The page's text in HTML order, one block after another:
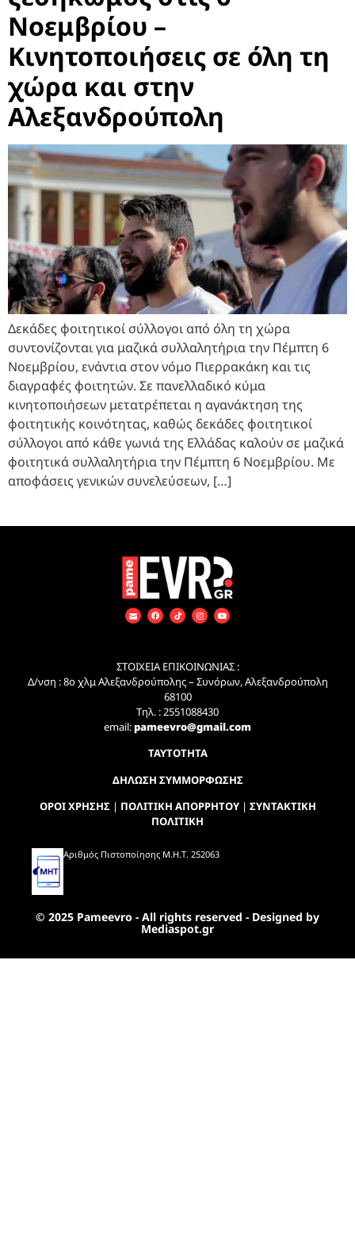
Νοεμβρίου –
Κινητοποιήσεις σε όλη τη
χώρα και στην
Αλεξανδρούπολη
Δεκάδες φοιτητικοί σύλλογοι από όλη τη χώρα
συντονίζονται για μαζικά συλλαλητήρια την Πέμπτη 6
Νοεμβρίου, ενάντια στον νόμο Πιερρακάκη και τις
διαγραφές φοιτητών. Σε πανελλαδικό κύμα
κινητοποιήσεων μετατρέπεται η αγανάκτηση της
φοιτητικής κοινότητας, καθώς δεκάδες φοιτητικοί
σύλλογοι από κάθε γωνιά της Ελλάδας καλούν σε μαζικά
φοιτητικά συλλαλητήρια την Πέμπτη 6 Νοεμβρίου. Με
αποφάσεις γενικών συνελεύσεων, […]
ΣΤΟΙΧΕΙΑ ΕΠΙΚΟΙΝΩΝΙΑΣ :
Δ/νση : 8ο χλμ Αλεξανδρούπολης – Συνόρων, Αλεξανδρούπολη
68100
Τηλ. : 2551088430
email:pameevro@gmail.com
ΤΑΥΤΟΤΗΤΑ
ΔΗΛΩΣΗ ΣΥΜΜΟΡΦΩΣΗΣ
ΟΡΟΙ ΧΡΗΣΗΣ| ΠΟΛΙΤΙΚΗ ΑΠΟΡΡΗΤΟΥ| ΣΥΝΤΑΚΤΙΚΗ
ΠΟΛΙΤΙΚΗ
Αριθμός Πιστοποίησης Μ.Η.Τ. 252063
© 2025 Pameevro - All rights reserved - Designed by
Mediaspot.gr